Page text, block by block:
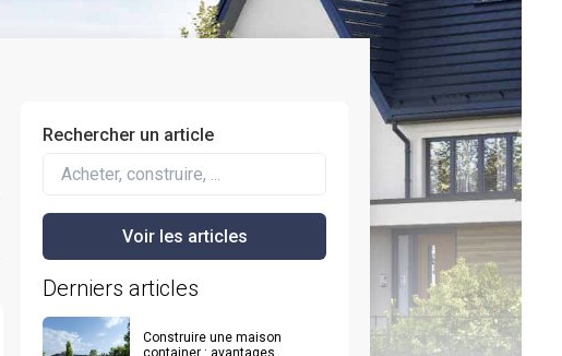
Rechercher un article
Derniers articles
Construire une maison
container : avantages,